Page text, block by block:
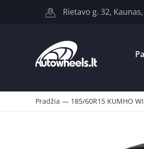
Rietavo g. 32,
Pradžia — 185/60R15 KUMHO